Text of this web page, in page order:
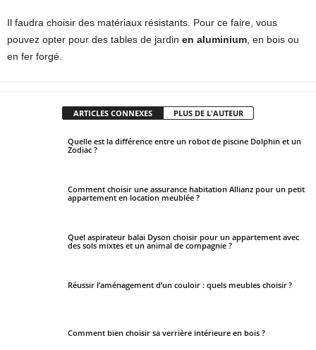
Il faudra choisir des matériaux résistants. Pour ce faire, vous
pouvez opter pour des tables de jardin en aluminium , en bois ou
en fer forgé.
ARTICLES CONNEXES PLUS DE L'AUTEUR
Quelle est la différence entre un robot de piscine Dolphin et un
Zodiac ?
Comment choisir une assurance habitation Allianz pour un petit
appartement en location meublée ?
Quel aspirateur balai Dyson choisir pour un appartement avec
des sols mixtes et un animal de compagnie ?
Réussir l’aménagement d’un couloir : quels meubles choisir ?
Comment bien choisir sa verrière intérieure en bois ?